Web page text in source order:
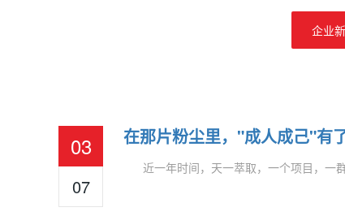
企业
03
07
在那片粉尘里，"成人成己"有
近一年时间，天一萃取，一个项目，一